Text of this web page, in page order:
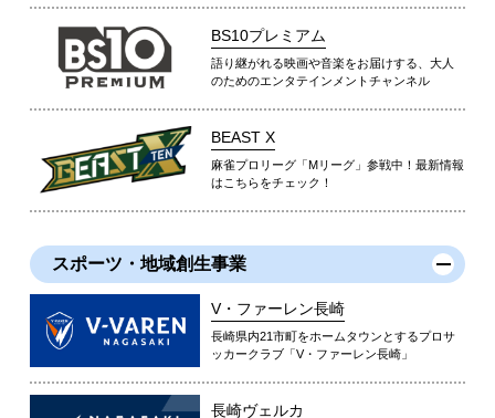
BS10プレミアム
語り継がれる映画や音楽をお届けする、大人
のためのエンタテインメントチャンネル
BEAST X
麻雀プロリーグ「Mリーグ」参戦中！最新情報
はこちらをチェック！
スポーツ・地域創生事業
V・ファーレン長崎
長崎県内21市町をホームタウンとするプロサ
ッカークラブ「V・ファーレン長崎」
長崎ヴェルカ